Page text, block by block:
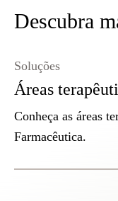
Descubra
Áreas
Soluções
Conheça as áreas
Farmacêutica.